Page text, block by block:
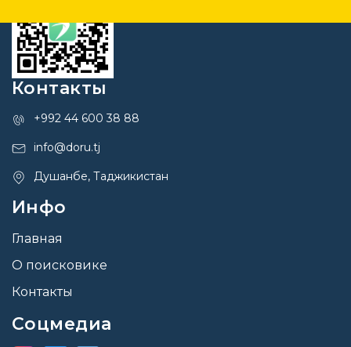
Контакты
+992 44 600 38 88
info@doru.tj
Душанбе, Таджикистан
Инфо
Главная
О поисковике
Контакты
Соцмедиа